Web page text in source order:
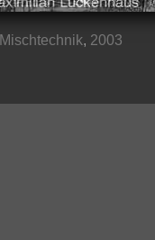
Mischtechnik, 2003